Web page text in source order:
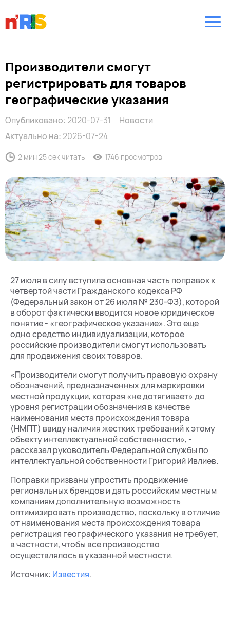
Производители смогут
регистрировать для товаров
географические указания
Опубликовано: 2020-07-31
Актуально на: 2026-07-24
Новости
2 мин 25 сек читать 1746 просмотров
27 июля в силу вступила основная часть поправок к
четвертой части Гражданского кодекса РФ
(Федеральный закон от 26 июля № 230-ФЗ), которой
в оборот фактически вводится новое юридическое
понятие - «географическое указание». Это еще
одно средство индивидуализации, которое
российские производители смогут использовать
для продвижения своих товаров.
«Производители смогут получить правовую охрану
обозначений, предназначенных для маркировки
местной продукции, которая «не дотягивает» до
уровня регистрации обозначения в качестве
наименования места происхождения товара
(НМПТ) ввиду наличия жестких требований к этому
объекту интеллектуальной собственности», -
рассказал руководитель Федеральной службы по
интеллектуальной собственности Григорий Ивлиев.
Поправки призваны упростить продвижение
региональных брендов и дать российским местным
компаниям дополнительную возможность
оптимизировать производство, поскольку в отличие
от наименования места происхождения товара
регистрация географического указания не требует,
в частности, чтобы все производство
осуществлялось в указанной местности.
Источник: Известия.